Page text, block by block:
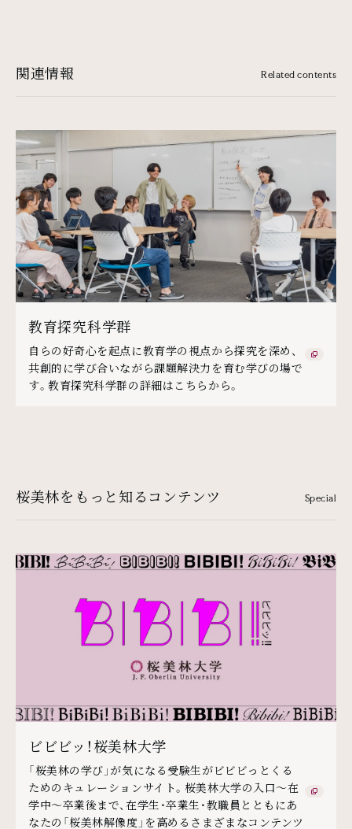
関連情報 Related contents
教育探究科学群
自らの好奇心を起点に教育学の視点から探究を深め、
共創的に学び合いながら課題解決力を育む学びの場で
す。教育探究科学群の詳細はこちらから。
桜美林をもっと知るコンテンツ Special
ビビビッ！桜美林大学
「桜美林の学び」が気になる受験生がビビビっとくる
ためのキュレーションサイト。桜美林大学の入口～在
学中～卒業後まで、在学生・卒業生・教職員とともにあ
なたの「桜美林解像度」を高めるさまざまなコンテンツ